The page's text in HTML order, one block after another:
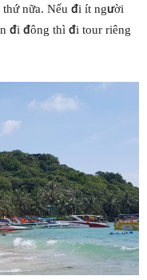
nữa. Nếu đi ít người
đi đông thì đi tour riêng